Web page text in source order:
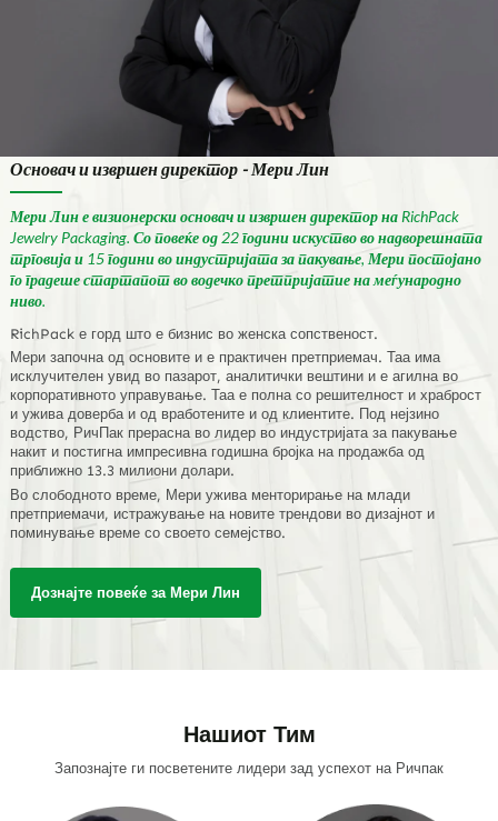
Основач и извршен директор - Мери Лин
Мери Лин е визионерски основач и извршен директор на RichPack
Jewelry Packaging. Со повеќе од 22 години искуство во надворешната
трговија и 15 години во индустријата за пакување, Мери постојано
го градеше стартапот во водечко претпријатие на меѓународно
ниво.
RichPack е горд што е бизнис во женска сопственост.
Мери започна од основите и е практичен претприемач. Таа има
исклучителен увид во пазарот, аналитички вештини и е агилна во
корпоративното управување. Таа е полна со решителност и храброст
и ужива доверба и од вработените и од клиентите. Под нејзино
водство, РичПак прерасна во лидер во индустријата за пакување
накит и постигна импресивна годишна бројка на продажба од
приближно 13.3 милиони долари.
Во слободното време, Мери ужива менторирање на млади
претприемачи, истражување на новите трендови во дизајнот и
поминување време со своето семејство.
Дознајте повеќе за Мери Лин
Нашиот Тим
Запознајте ги посветените лидери зад успехот на Ричпак